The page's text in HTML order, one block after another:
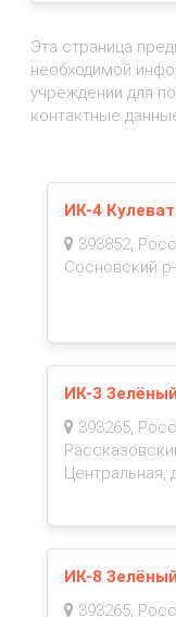
Эта страница
необходимой
учреждении для
контактные
ИК-4
393852,
Сосновский
ИК-3 Зелёный
393265,
Центральная,
ИК-8 Зелёный
393265,